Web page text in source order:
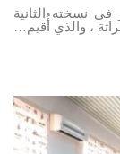
في نسخته الثانية
، والذي أُقيم…